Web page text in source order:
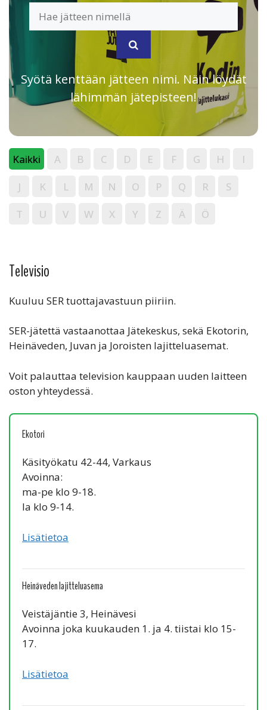
Syötä kenttään jätteen nimi. Näin löydät
lähimmän jätepisteen!
Kaikki A B C D E F G H I
J K L M N O P Q R S
T U V W X Y Z Ä Ö
Televisio
Kuuluu SER tuottajavastuun piiriin.
SER-jätettä vastaanottaa Jätekeskus, sekä Ekotorin,
Heinäveden, Juvan ja Joroisten lajitteluasemat.
Voit palauttaa television kauppaan uuden laitteen
oston yhteydessä.
Ekotori
Käsityökatu 42-44, Varkaus
Avoinna:
ma-pe klo 9-18.
la klo 9-14.
Lisätietoa
Heinäveden lajitteluasema
Veistäjäntie 3, Heinävesi
Avoinna joka kuukauden 1. ja 4. tiistai klo 15-
17.
Lisätietoa